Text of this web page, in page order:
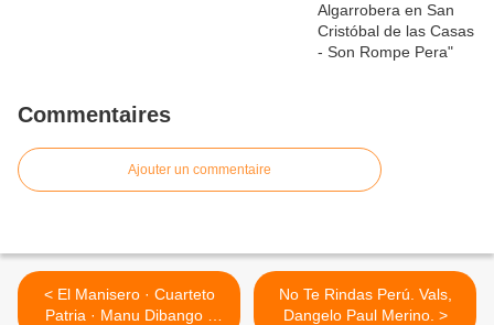
Commentaires
Ajouter un commentaire
< El Manisero · Cuarteto
Patria · Manu Dibango ·
No Te Rindas Perú. Vals,
Dangelo Paul Merino. >